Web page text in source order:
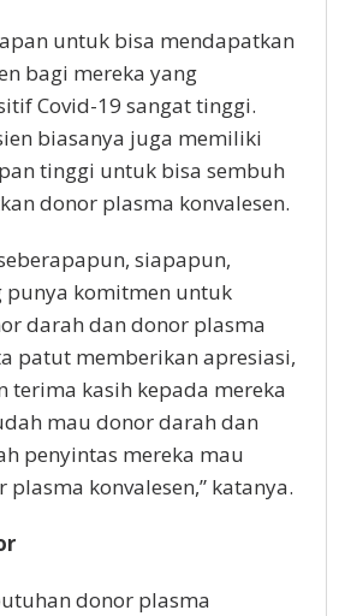
untuk bisa mendapatkan
bagi mereka yang
Covid-19 sangat tinggi.
biasanya juga memiliki
tinggi untuk bisa sembuh
donor plasma konvalesen.
siapapun,
komitmen untuk
darah dan donor plasma
patut memberikan apresiasi,
terima kasih kepada mereka
mau donor darah dan
penyintas mereka mau
konvalesen,” katanya.
donor plasma